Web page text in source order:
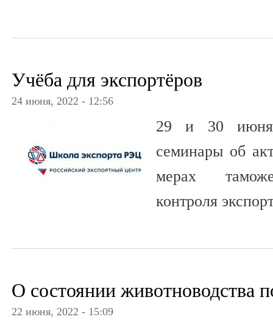
Учёба для экспортёров
24 июня, 2022 - 12:56
29 и 30 июня
семинары об
мерах
контроля
О состоянии животноводства
22 июня, 2022 - 15:09